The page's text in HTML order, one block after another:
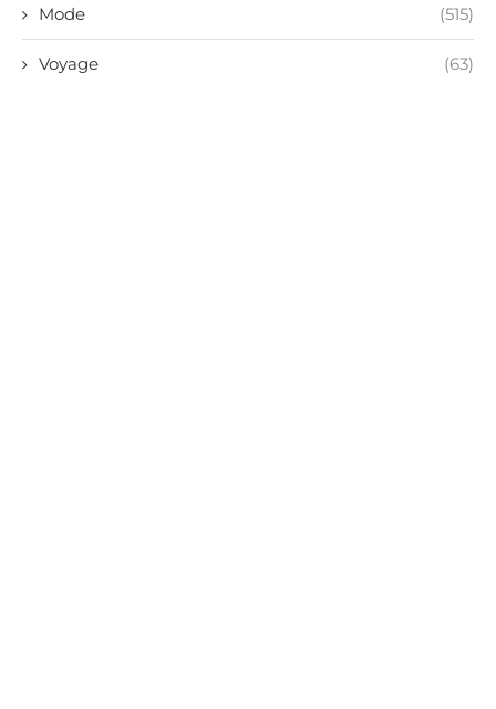
Mode (515)
Voyage (63)